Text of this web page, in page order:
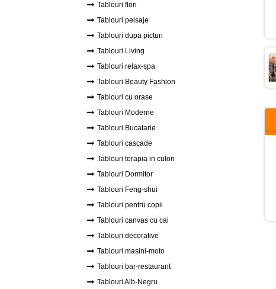
Tablouri flori
Tablouri peisaje
Tablouri dupa picturi
Tablouri Living
Tablouri relax-spa
Tablouri Beauty Fashion
Tablouri cu orase
Tablouri Moderne
Tablouri Bucatarie
Tablouri cascade
Tablouri terapia in culori
Tablouri Dormitor
Tablouri Feng-shui
Tablouri pentru copii
Tablouri canvas cu cai
Tablouri decorative
Tablouri masini-moto
Tablouri bar-restaurant
Tablouri Alb-Negru